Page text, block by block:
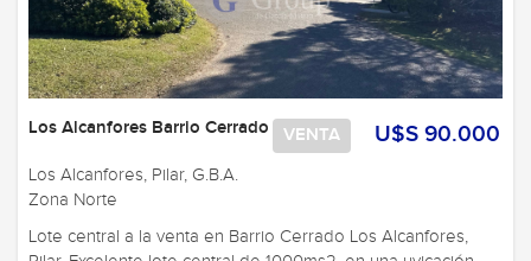
U$S 90.000
VENTA
Los Alcanfores Barrio Cerrado
Los Alcanfores, Pilar, G.B.A.
Zona Norte
Lote central a la venta en Barrio Cerrado Los Alcanfores,